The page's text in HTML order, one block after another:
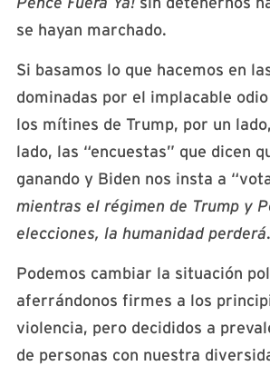
se hayan marchado.
Si basamos lo que hacemos en
dominadas por el implacable
los mítines de Trump, por un
lado, las “encuestas” que dicen
ganando y Biden nos insta a
mientras el régimen de Trump y
elecciones, la humanidad perderá.
Podemos cambiar la situación
aferrándonos firmes a los
violencia, pero decididos a
de personas con nuestra